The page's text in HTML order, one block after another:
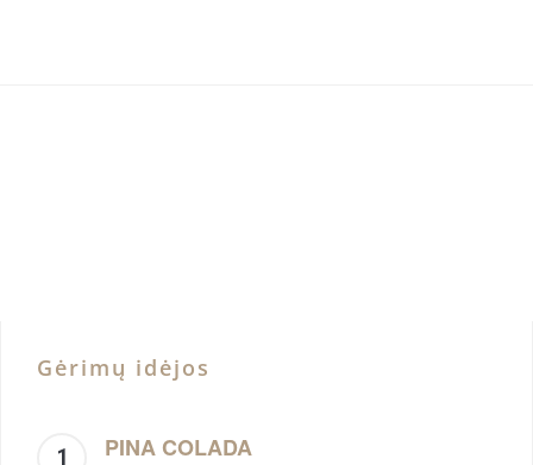
Gėrimų idėjos
PINA COLADA